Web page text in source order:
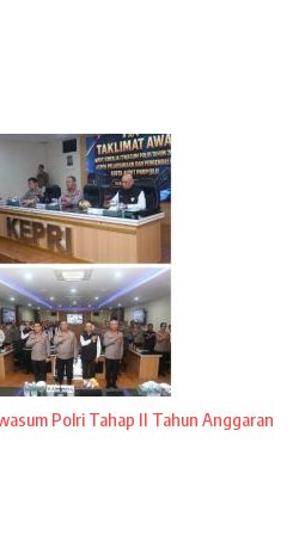
Polri Tahap II Tahun Anggaran